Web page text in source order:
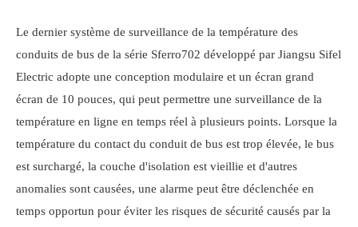
Le dernier système de surveillance de la température des
conduits de bus de la série Sferro702 développé par Jiangsu Sifel
Electric adopte une conception modulaire et un écran grand
écran de 10 pouces, qui peut permettre une surveillance de la
température en ligne en temps réel à plusieurs points. Lorsque la
température du contact du conduit de bus est trop élevée, le bus
est surchargé, la couche d'isolation est vieillie et d'autres
anomalies sont causées, une alarme peut être déclenchée en
temps opportun pour éviter les risques de sécurité causés par la